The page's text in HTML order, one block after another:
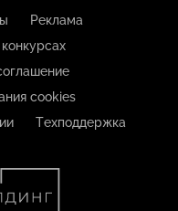
Реклама
cookies
Техподдержка